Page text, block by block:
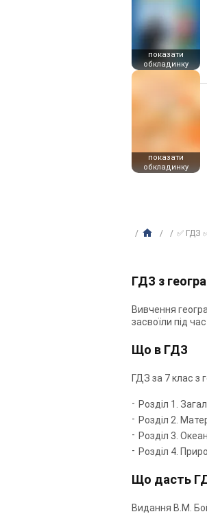
показати
обкладинку
показати
обкладинку
✅ ГДЗ
ГДЗ з
Вивчення
засвоїли під
Що в ГДЗ
ГДЗ за 7 клас з
Розділ 1.
Розділ 2.
Розділ 3.
Розділ 4.
Що дасть
Видання В.М.